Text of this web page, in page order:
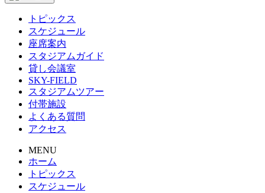
トピックス
スケジュール
座席案内
スタジアムガイド
貸し会議室
SKY-FIELD
スタジアムツアー
付帯施設
よくある質問
アクセス
MENU
ホーム
トピックス
スケジュール